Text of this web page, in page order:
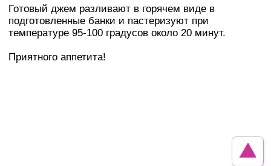
Готовый джем разливают в горячем виде в
подготовленные банки и пастеризуют при
температуре 95-100 градусов около 20 минут.
Приятного аппетита!